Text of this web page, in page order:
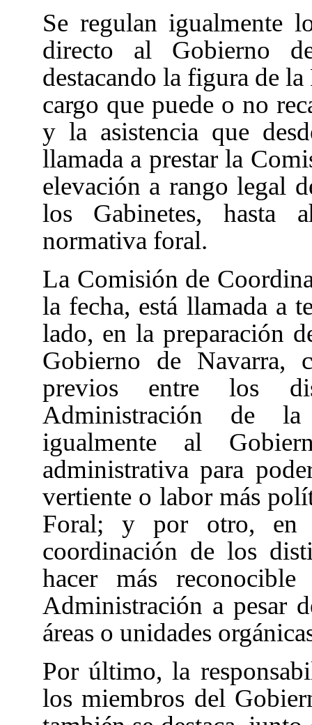
Se regulan igualmente
directo al Gobierno
destacando la figura de
cargo que puede o no
y la asistencia que
llamada a prestar la
elevación a rango legal
los Gabinetes, hasta
normativa foral.
La Comisión de
la fecha, está llamada a
lado, en la preparación
Gobierno de Navarra,
previos entre los
Administración de
igualmente al
administrativa para
vertiente o labor más
Foral; y por otro, en
coordinación de los
hacer más
Administración a pesar
áreas o unidades
Por último, la
los miembros del